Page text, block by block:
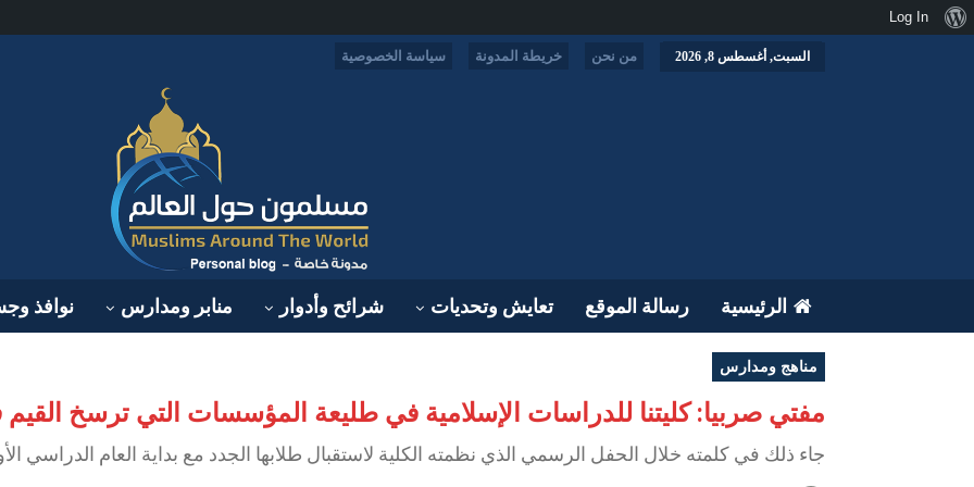
السبت, أغسطس 8, 2026 من نحن خريطة المدونة سياسة الخصوصية
الرئيسية رسالة الموقع تعايش وتحديات شرائح وأدوار منابر ومدارس نوافذ
مناهج ومدارس
مفتي صربيا: كليتنا للدراسات الإسلامية في طليعة المؤسسات التي ترسخ
جاء ذلك في كلمته خلال الحفل الرسمي الذي نظمته الكلية لاستقبال طلابها الجدد مع بداية العام الدراسي
نبذةLog In